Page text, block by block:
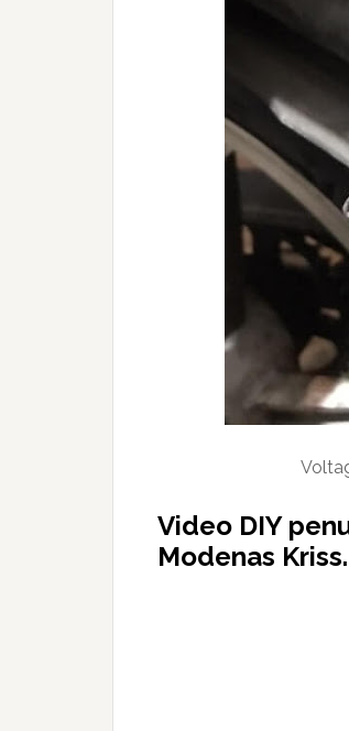
Video DIY
Modenas Kriss.